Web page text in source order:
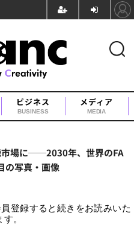
ビジネス
BUSINESS
メディア
MEDIA
市場に──2030年、世界のFA
の写真・画像
登録すると続きをお読みいた
。